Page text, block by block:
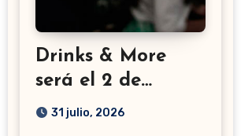
Drinks & More
será el 2 de
setiembre en el
31 julio, 2026